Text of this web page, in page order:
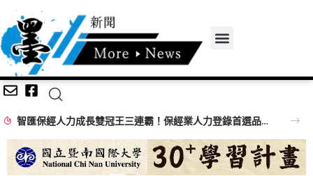
智匯保經人力成長雙冠王三連霸！保經業人力登錄首選品牌 邁向萬人保經新里程